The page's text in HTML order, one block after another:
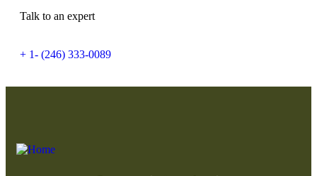
Talk to an expert
+ 1- (246) 333-0089